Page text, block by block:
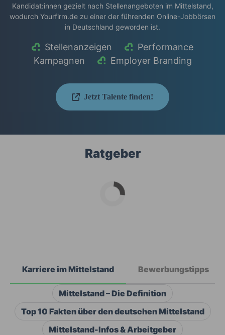
Kandidat:innen gezielt nach Stellenangeboten im Mittelstand,
wodurch Yourfirm.de zu einer der führenden Online-Jobbörsen
in Deutschland geworden ist.
Stellenanzeigen
Performance
Kampagnen
Employer Branding
Jetzt Talente finden!
Ratgeber
Karriere im Mittelstand Bewerbungstipps
Mittelstand – Die Definition
Top 10 Fakten über den deutschen Mittelstand
Mittelstand-Infos & Arbeitgeber